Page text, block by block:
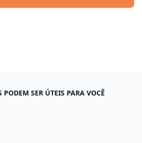
PODEM SER ÚTEIS PARA VOCÊ